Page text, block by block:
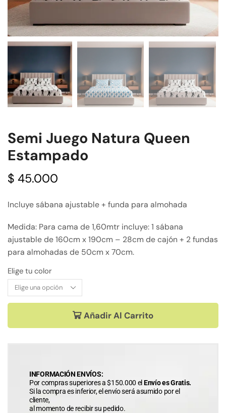
Semi Juego Natura Queen
Estampado
$ 45.000
Incluye sábana ajustable + funda para almohada
Medida: Para cama de 1,60mtr incluye: 1 sábana
ajustable de 160cm x 190cm – 28cm de cajón + 2 fundas
para almohadas de 50cm x 70cm.
Elige tu color
Añadir Al Carrito
INFORMACIÓN ENVÍOS:
Por compras superiores a $150.000 elEnvío es Gratis.
Si la compra es inferior, el envío será asumido por el
cliente,
al momento de recibir su pedido.